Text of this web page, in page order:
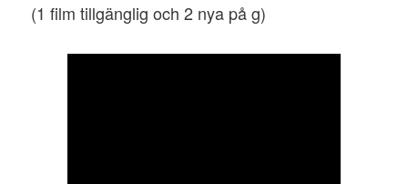
(1 film tillgänglig och 2 nya på g)